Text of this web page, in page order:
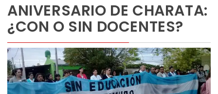
ANIVERSARIO DE CHARATA:
¿CON O SIN DOCENTES?